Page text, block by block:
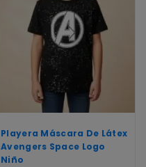
Playera Máscara De Látex
Avengers Space Logo
Niño